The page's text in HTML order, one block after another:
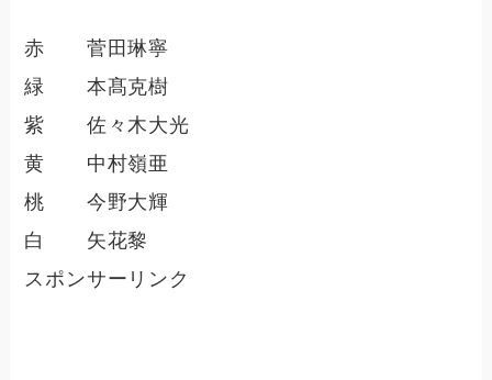
赤 菅田琳寧
緑 本髙克樹
紫 佐々木大光
黄 中村嶺亜
桃 今野大輝
白 矢花黎
スポンサーリンク